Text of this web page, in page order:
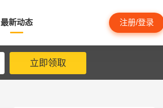
最新动态 注册/登录
立即领取